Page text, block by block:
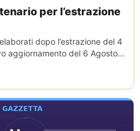
per l’estrazione
dopo l’estrazione del 4
aggiornamento del 6 Agosto...